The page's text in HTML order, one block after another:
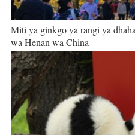
Miti ya ginkgo ya rangi ya
wa Henan wa China